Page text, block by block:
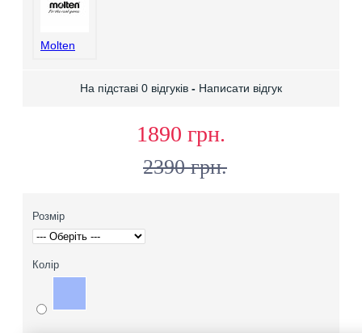
Molten
На підставі 0 відгуків - Написати відгук
1890 грн.
2390 грн.
Розмір
Колір